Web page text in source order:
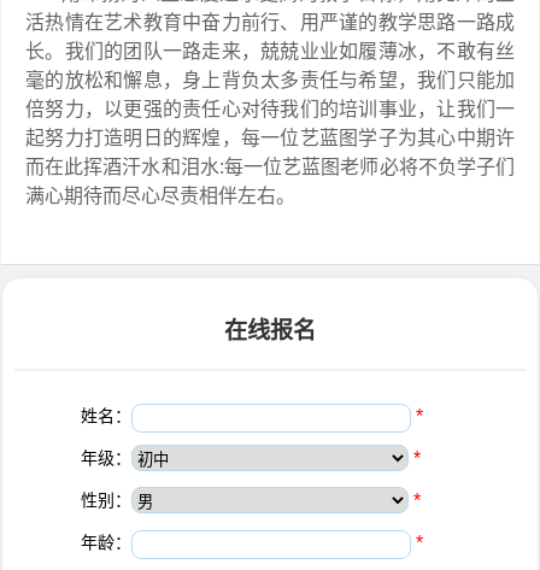
活热情在艺术教育中奋力前行、用严谨的教学思路一路成
长。我们的团队一路走来，兢兢业业如履薄冰，不敢有丝
毫的放松和懈息，身上背负太多责任与希望，我们只能加
倍努力，以更强的责任心对待我们的培训事业，让我们一
起努力打造明日的辉煌，每一位艺蓝图学子为其心中期许
而在此挥酒汗水和泪水:每一位艺蓝图老师必将不负学子们
满心期待而尽心尽责相伴左右。
在线报名
姓名： *
年级： *
性别： *
年龄： *